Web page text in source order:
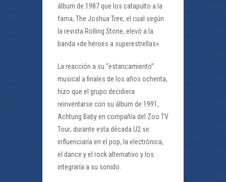
álbum de 1987 que los catapulto a la
fama, The Joshua Tree, el cual según
la revista Rolling Stone, elevó a la
banda «de héroes a superestrellas».
La reacción a su “estancamiento”
musical a finales de los años ochenta,
hizo que el grupo decidiera
reinventarse con su álbum de 1991,
Achtung Baby en compañía del Zoo TV
Tour; durante esta década U2 se
influenciaría en el pop, la electrónica,
el dance y el rock alternativo y los
integraría a su sonido.